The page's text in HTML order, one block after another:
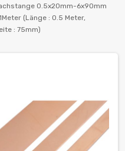
0.5x20mm-6x90mm
(Länge : 0.5 Meter,
: 75mm)